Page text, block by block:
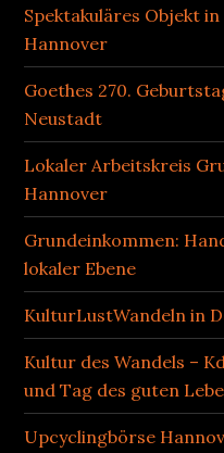
Spektakuläres Objekt
Hannover
Goethes 270.
Neustadt
Lokaler Arbeitskreis
Hannover
Grundeinkommen:
lokaler Ebene
KulturLustWandeln in
Kultur des Wandels –
und Tag des guten
Upcyclingbörse